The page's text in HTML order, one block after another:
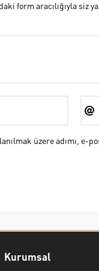
form aracılığıyla siz
üzere adımı, e-
Kurumsal